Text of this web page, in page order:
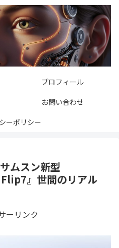
プロフィール
お問い合わせ
ーポリシー
ムスン新型
』世間のリアル
ーリンク